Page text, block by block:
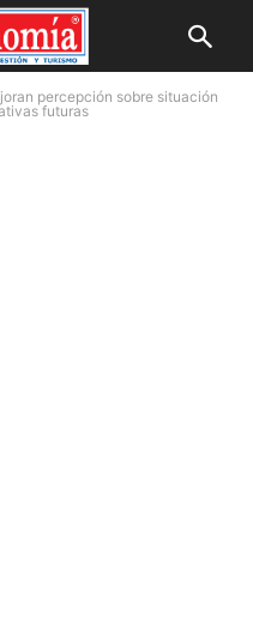
percepción sobre situación
futuras